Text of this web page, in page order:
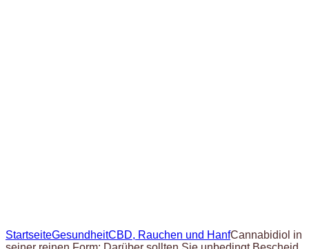
StartseiteGesundheitCBD, Rauchen und HanfCannabidiol in